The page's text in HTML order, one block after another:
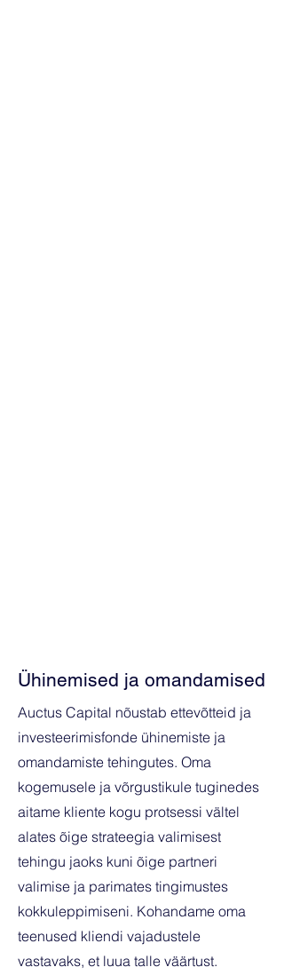
Ühinemised ja omandamised
Auctus Capital nõustab ettevõtteid ja
investeerimisfonde ühinemiste ja
omandamiste tehingutes. Oma
kogemusele ja võrgustikule tuginedes
aitame kliente kogu protsessi vältel
alates õige strateegia valimisest
tehingu jaoks kuni õige partneri
valimise ja parimates tingimustes
kokkuleppimiseni. Kohandame oma
teenused kliendi vajadustele
vastavaks, et luua talle väärtust.